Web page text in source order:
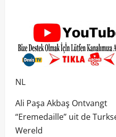
NL
Ali Paşa Akbaş Ontvangt
“Eremedaille” uit de
Wereld